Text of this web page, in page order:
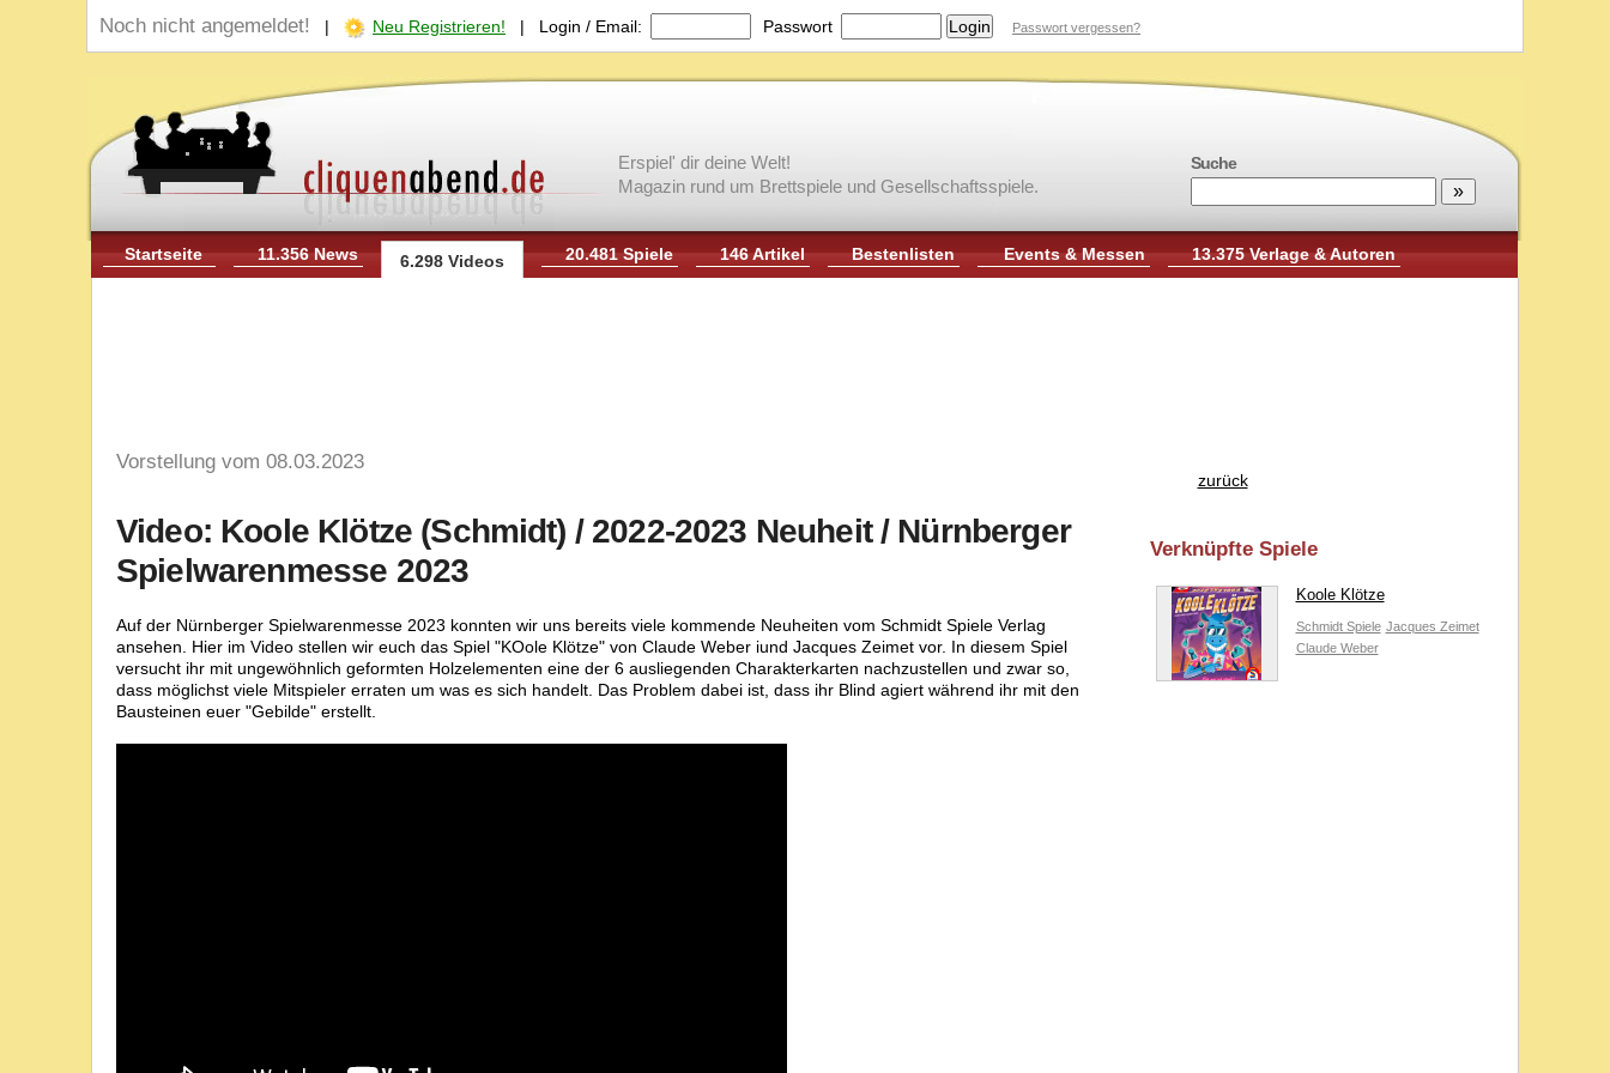
Noch nicht angemeldet! | Neu Registrieren! | Login / Email: Passwort Passwort vergessen?
Suche
Erspiel' dir deine Welt!
Magazin rund um Brettspiele und Gesellschaftsspiele.
Startseite 11.356 News 6.298 Videos 20.481 Spiele 146 Artikel Bestenlisten Events & Messen 13.375 Verlage & Autoren
zurück
Verknüpfte Spiele
Koole Klötze
Schmidt Spiele Jacques Zeimet
Claude Weber
Vorstellung vom 08.03.2023
Video: Koole Klötze (Schmidt) / 2022-2023 Neuheit / Nürnberger
Spielwarenmesse 2023
Auf der Nürnberger Spielwarenmesse 2023 konnten wir uns bereits viele kommende Neuheiten vom Schmidt Spiele Verlag
ansehen. Hier im Video stellen wir euch das Spiel "KOole Klötze" von Claude Weber iund Jacques Zeimet vor. In diesem Spiel
versucht ihr mit ungewöhnlich geformten Holzelementen eine der 6 ausliegenden Charakterkarten nachzustellen und zwar so,
dass möglichst viele Mitspieler erraten um was es sich handelt. Das Problem dabei ist, dass ihr Blind agiert während ihr mit den
Bausteinen euer "Gebilde" erstellt.